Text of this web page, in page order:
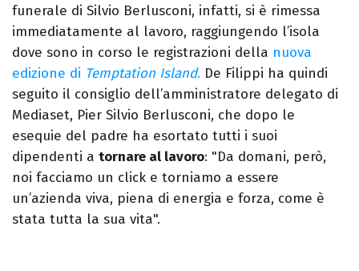
funerale di Silvio Berlusconi, infatti, si è rimessa
immediatamente al lavoro, raggiungendo l’isola
dove sono in corso le registrazioni della nuova
edizione di Temptation Island. De Filippi ha quindi
seguito il consiglio dell’amministratore delegato di
Mediaset, Pier Silvio Berlusconi, che dopo le
esequie del padre ha esortato tutti i suoi
dipendenti a tornare al lavoro: "Da domani, però,
noi facciamo un click e torniamo a essere
un’azienda viva, piena di energia e forza, come è
stata tutta la sua vita".